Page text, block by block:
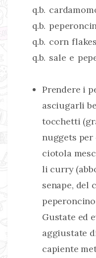
q.b.
q.b.
q.b. corn
q.b. sale e
Prendere i
asciugarli
tocchetti
nuggets per
ciotola
li curry
senape, del
Gustate ed
aggiustate
capiente